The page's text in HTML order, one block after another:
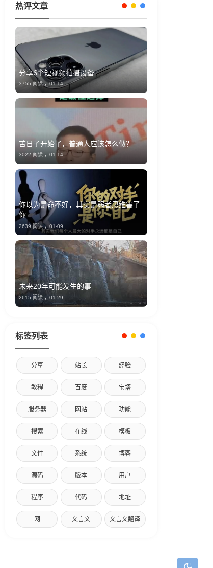
热评文章
分享6个短视频拍摄设备
3755 阅读 ，01-14
苦日子开始了，普通人应该怎么做？
3022 阅读 ，01-14
你以为是命不好，其实是弱者思维害了
你
2639 阅读 ，01-09
未来20年可能发生的事
2615 阅读 ，01-29
标签列表
分享 站长 经验
教程 百度 宝塔
服务器 网站 功能
搜索 在线 模板
文件 系统 博客
源码 版本 用户
程序 代码 地址
网 文言文 文言文翻译